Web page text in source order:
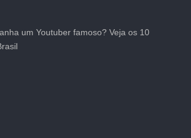
um Youtuber famoso? Veja os 10